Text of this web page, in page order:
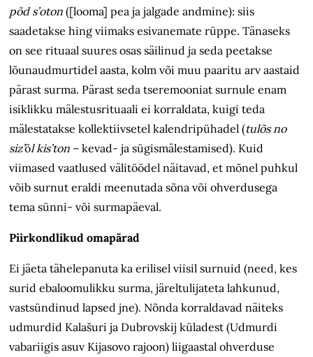
põd s’oton([looma] pea ja jalgade andmine): siis
saadetakse hing viimaks esivanemate rüppe. Tänaseks
on see rituaal suures osas säilinud ja seda peetakse
lõunaudmurtidel aasta, kolm või muu paaritu arv aastaid
pärast surma. Pärast seda tseremooniat surnule enam
isiklikku mälestusrituaali ei korraldata, kuigi teda
mälestatakse kollektiivsetel kalendripühadel (tulõs no
siz’õl kis’ton – kevad- ja sügismälestamised). Kuid
viimased vaatlused välitöödel näitavad, et mõnel puhkul
võib surnut eraldi meenutada sõna või ohverdusega
tema sünni- või surmapäeval.
Piirkondlikud omapärad
Ei jäeta tähelepanuta ka erilisel viisil surnuid (need, kes
surid ebaloomulikku surma, järeltulijateta lahkunud,
vastsündinud lapsed jne). Nõnda korraldavad näiteks
udmurdid Kalašuri ja Dubrovskij küladest (Udmurdi
vabariigis asuv Kijasovo rajoon) liigaastal ohverduse